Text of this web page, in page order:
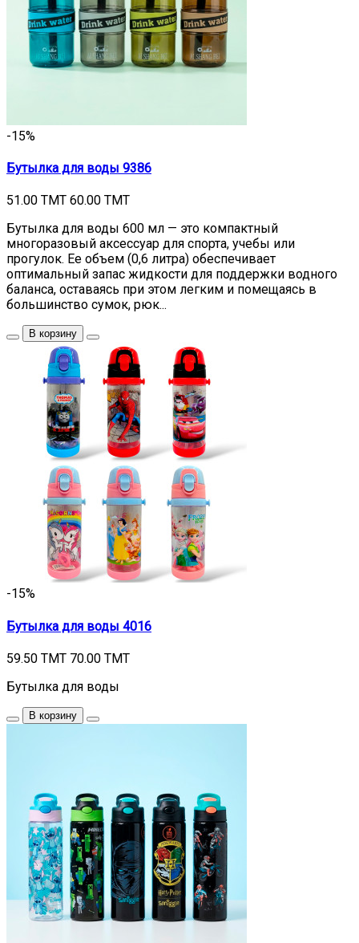
-15%
Бутылка для воды 9386
51.00 TMT 60.00 TMT
Бутылка для воды 600 мл — это компактный
многоразовый аксессуар для спорта, учебы или
прогулок. Ее объем (0,6 литра) обеспечивает
оптимальный запас жидкости для поддержки водного
баланса, оставаясь при этом легким и помещаясь в
большинство сумок, рюк...
В корзину
-15%
Бутылка для воды 4016
59.50 TMT 70.00 TMT
Бутылка для воды
В корзину